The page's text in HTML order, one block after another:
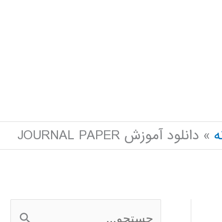
دانلود آموزش JOURNAL PAPER